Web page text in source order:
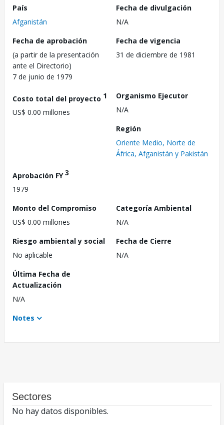
País
Afganistán
Fecha de divulgación
N/A
Fecha de aprobación
(a partir de la presentación
ante el Directorio)
7 de junio de 1979
Fecha de vigencia
31 de diciembre de 1981
Costo total del proyecto 1
US$ 0.00 millones
Organismo Ejecutor
N/A
Región
Oriente Medio, Norte de
África, Afganistán y Pakistán
Aprobación FY3
1979
Monto del Compromiso
US$ 0.00 millones
Categoría Ambiental
N/A
Riesgo ambiental y social
No aplicable
Fecha de Cierre
N/A
Última Fecha de
Actualización
N/A
Notes
Sectores
No hay datos disponibles.